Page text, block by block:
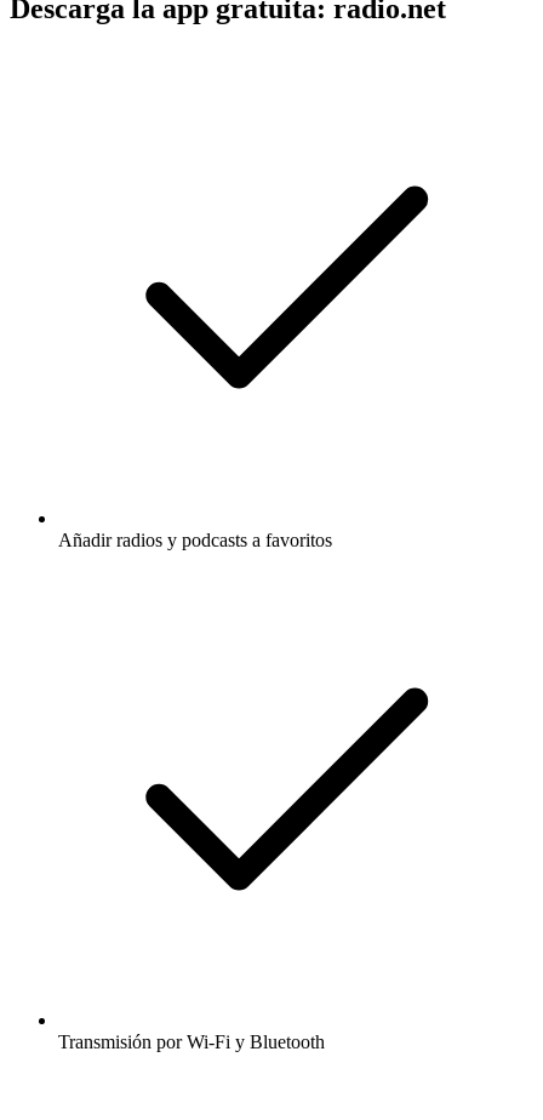
Descarga la app gratuita: radio.net
Añadir radios y podcasts a favoritos
Transmisión por Wi-Fi y Bluetooth